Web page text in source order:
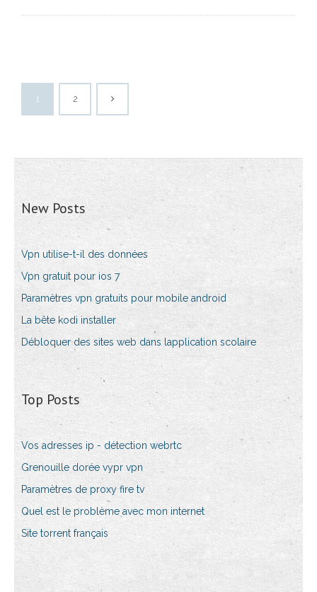
1 2
New Posts
Vpn utilise-t-il des données
Vpn gratuit pour ios 7
Paramètres vpn gratuits pour mobile android
La bête kodi installer
Débloquer des sites web dans lapplication scolaire
Top Posts
Vos adresses ip - détection webrtc
Grenouille dorée vypr vpn
Paramètres de proxy fire tv
Quel est le problème avec mon internet
Site torrent français